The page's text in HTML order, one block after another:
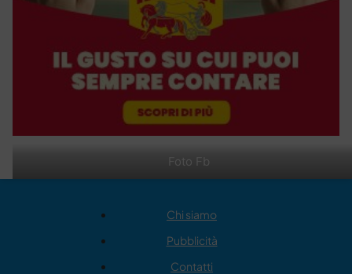
Foto Fb
Chi siamo
Pubblicità
Contatti